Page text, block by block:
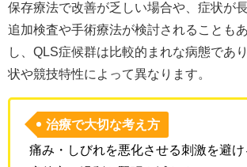
保存療法で改善が乏しい場合や、症状が
追加検査や手術療法が検討されることも
し、QLS症候群は比較的まれな病態であ
状や競技特性によって異なります。
治療で大切な考え方
痛み・しびれを悪化させる刺激を避け